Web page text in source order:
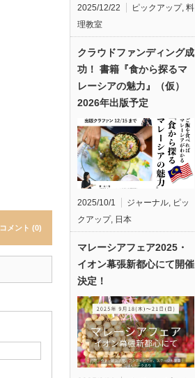
コメント (0)
2025/12/22 ピックアップ, 料
理教室
クラウドファンディング成
功！ 書籍『食から探るマ
レーシアの魅力』（仮）
2026年出版予定
2025/10/1 ジャーナル, ピッ
クアップ, 日本
マレーシアフェア2025・
イオン幕張新都心にて開催
決定！